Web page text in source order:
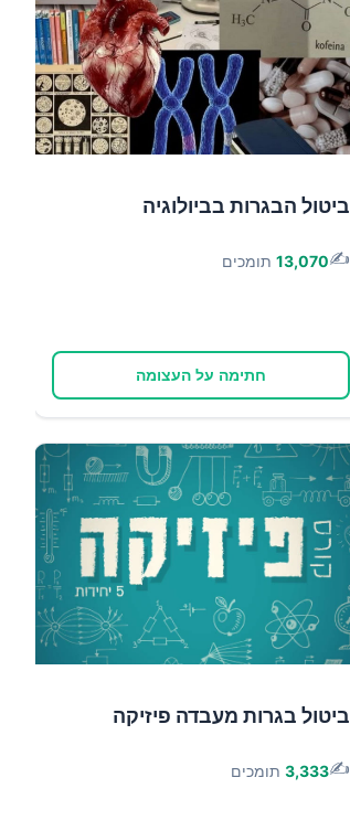
ביטול הבגרות בביולוגיה
✍️
13,070 תומכים
חתימה על העצומה
ביטול בגרות מעבדה פיזיקה
✍️
3,333 תומכים